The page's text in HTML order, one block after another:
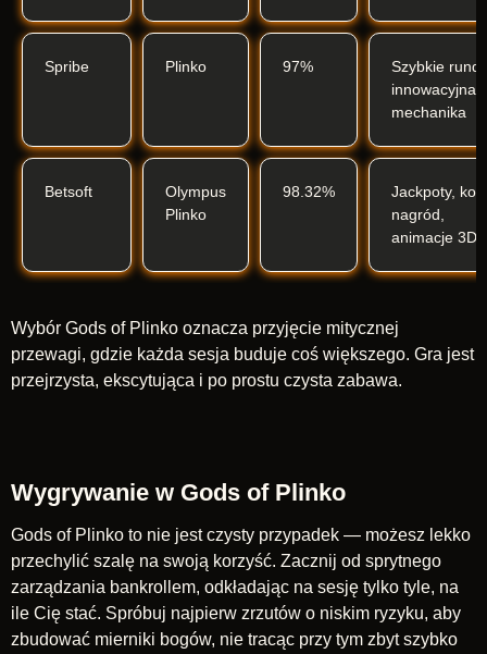
Spribe Plinko 97%
Szybkie
innowacyjna
mechanika
Betsoft
Olympus
Plinko
98.32%
Jackpoty, koło
nagród,
animacje 3D
Wybór Gods of Plinko oznacza przyjęcie mitycznej
przewagi, gdzie każda sesja buduje coś większego. Gra jest
przejrzysta, ekscytująca i po prostu czysta zabawa.
Wygrywanie w Gods of Plinko
Gods of Plinko to nie jest czysty przypadek — możesz lekko
przechylić szalę na swoją korzyść. Zacznij od sprytnego
zarządzania bankrollem, odkładając na sesję tylko tyle, na
ile Cię stać. Spróbuj najpierw zrzutów o niskim ryzyku, aby
zbudować mierniki bogów, nie tracąc przy tym zbyt szybko